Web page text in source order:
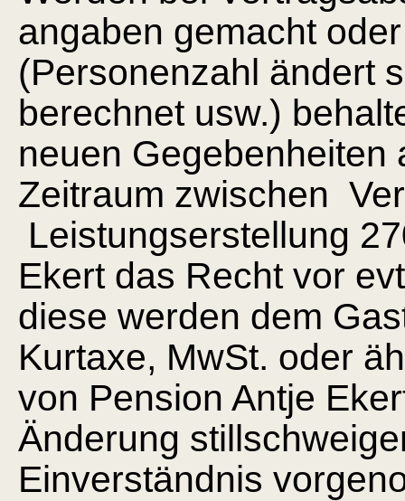
angaben gemacht
(Personenzahl ändert
berechnet usw.)
neuen
Zeitraum zwischen
Leistungserstellung
Ekert das Recht vor
diese werden dem
Kurtaxe, MwSt. oder
von Pension Antje
Änderung
Einverständnis